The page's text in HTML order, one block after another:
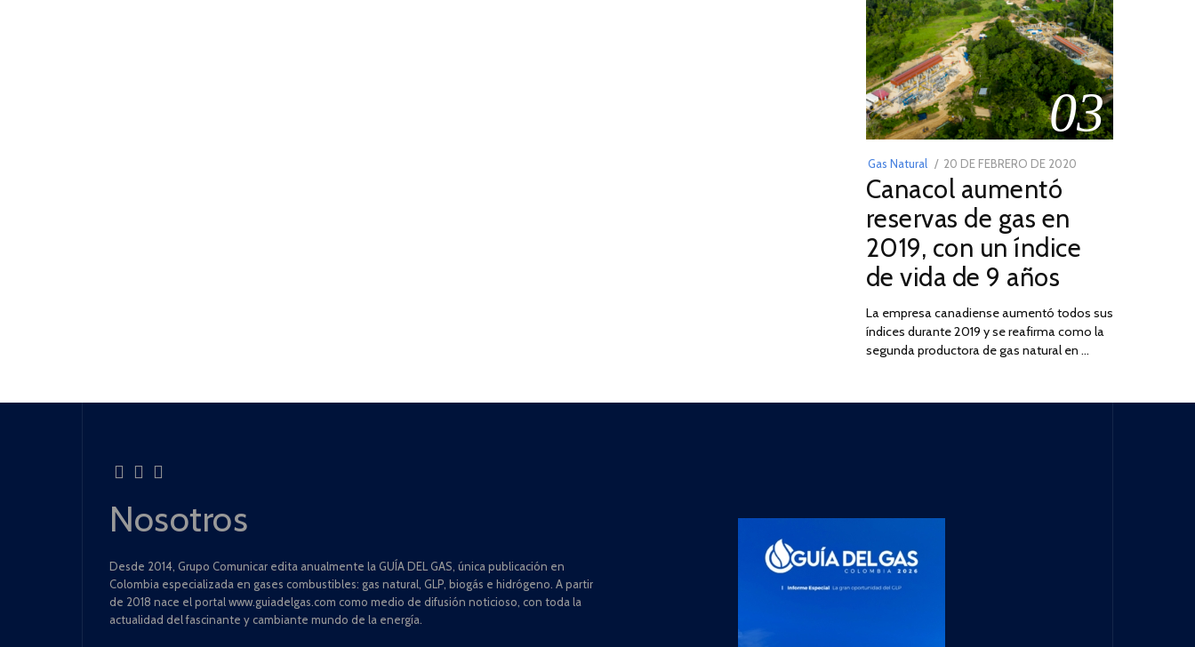
03
Gas Natural
POSTED
ON
20 DE FEBRERO DE 2020
2025
Canacol aumentó
reservas de gas en
2019, con un índice
de vida de 9 años
La empresa canadiense aumentó todos sus
índices durante 2019 y se reafirma como la
segunda productora de gas natural en …
Nosotros
Desde 2014, Grupo Comunicar edita anualmente la GUÍA DEL GAS, única publicación en
Colombia especializada en gases combustibles: gas natural, GLP, biogás e hidrógeno. A partir
de 2018 nace el portal www.guiadelgas.com como medio de difusión noticioso, con toda la
actualidad del fascinante y cambiante mundo de la energía.